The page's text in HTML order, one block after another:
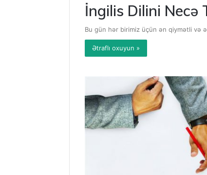
İngilis Dilini Necə
Bu gün hər birimiz üçün ən qiymətli və
Ətraflı oxuyun »